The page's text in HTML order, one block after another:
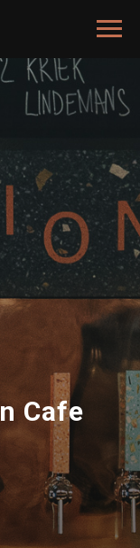
Cafe